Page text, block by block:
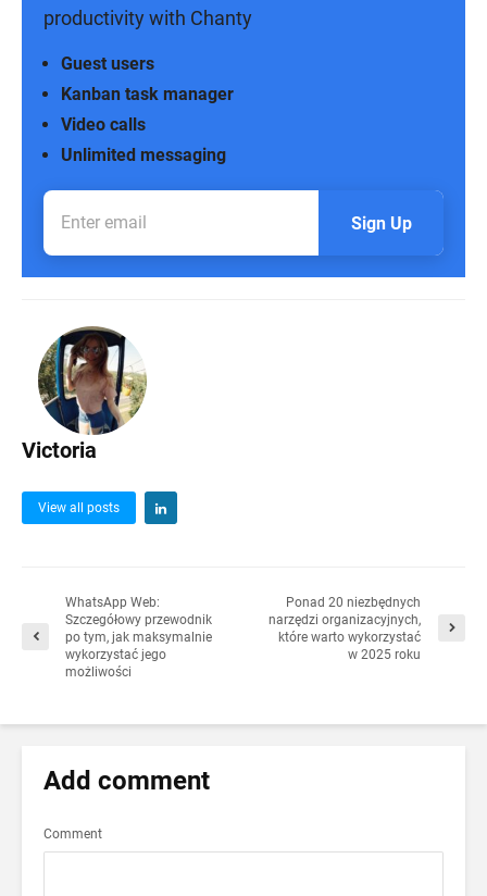
productivity with Chanty
Unlimited messaging
Video calls
Kanban task manager
Guest users
Sign Up
Victoria
View all posts
WhatsApp Web:
Szczegółowy przewodnik
po tym, jak maksymalnie
wykorzystać jego
możliwości
Ponad 20 niezbędnych
narzędzi organizacyjnych,
które warto wykorzystać
w 2025 roku
Add comment
Comment